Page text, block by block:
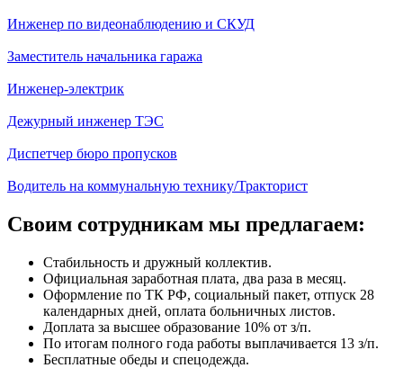
Инженер по видеонаблюдению и СКУД
Заместитель начальника гаража
Инженер-электрик
Дежурный инженер ТЭС
Диспетчер бюро пропусков
Водитель на коммунальную технику/Тракторист
Своим сотрудникам мы предлагаем:
Стабильность и дружный коллектив.
Официальная заработная плата, два раза в месяц.
Оформление по ТК РФ, социальный пакет, отпуск 28
календарных дней, оплата больничных листов.
Доплата за высшее образование 10% от з/п.
По итогам полного года работы выплачивается 13 з/п.
Бесплатные обеды и спецодежда.